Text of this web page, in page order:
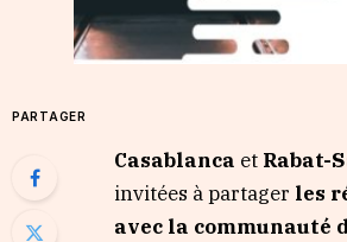
PARTAGER
Casablanca et Rabat-
invitées à partager les
avec la